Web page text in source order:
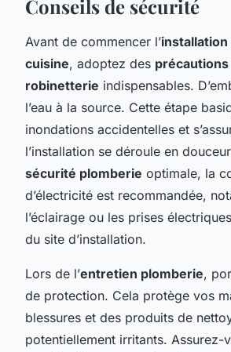
Conseils de sécurité
Avant de commencer l’
cuisine, adoptez des
robinetterie indispensables.
l’eau à la source. Cette étape
inondations accidentelles et
l’installation se déroule en
sécurité plomberie optimale, la
d’électricité est recommandée,
l’éclairage ou les prises
du site d’installation.
Lors de l’entretien plomberie,
de protection. Cela protège vos
blessures et des produits de
potentiellement irritants. Assurez-